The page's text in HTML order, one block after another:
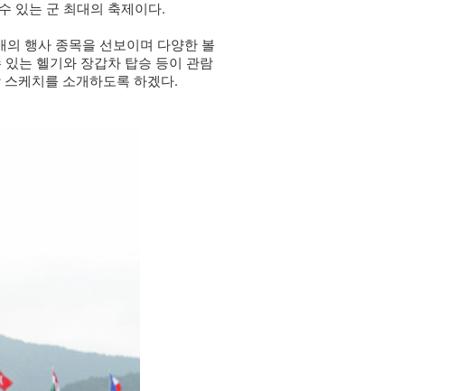
있는 군 최대의 축제이다.
의 행사 종목을 선보이며 다양한 볼
는 헬기와 장갑차 탑승 등이 관람
케치를 소개하도록 하겠다.